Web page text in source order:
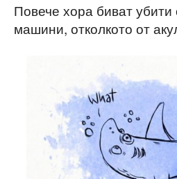
Повече хора биват убити
машини, отколкото от